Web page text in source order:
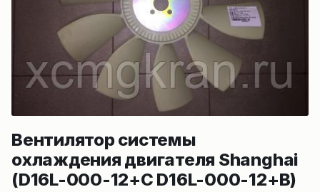
Вентилятор системы
охлаждения двигателя Shanghai
(D16L-000-12+C D16L-000-12+B)